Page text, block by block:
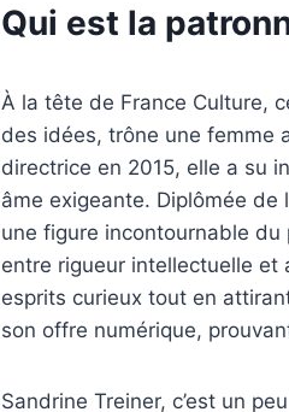
Qui est la
À la tête de France Culture,
des idées, trône une femme
directrice en 2015, elle a su
âme exigeante. Diplômée de
une figure incontournable
entre rigueur intellectuelle et
esprits curieux tout en
son offre numérique,
Sandrine Treiner, c’est un